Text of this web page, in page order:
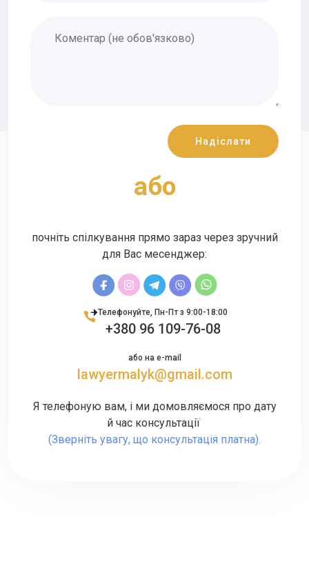
aбо
почніть спілкування прямо зараз через зручний
для Вас месенджер:
Телефонуйте, Пн-Пт з 9:00-18:00
+380 96 109-76-08
або на e-mail
lawyermalyk@gmail.com
Я телефоную вам, і ми домовляємося про дату
й час консультації
(Зверніть увагу, що консультація платна).